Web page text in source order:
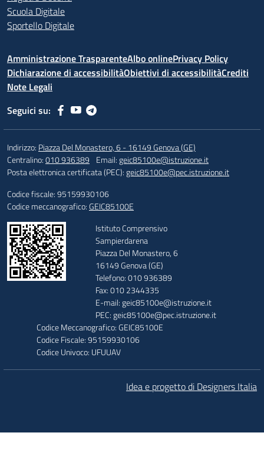
Scuola Digitale
Sportello Digitale
Amministrazione TrasparenteAlbo onlinePrivacy Policy
Dichiarazione di accessibilitàObiettivi di accessibilitàCrediti
Note Legali
Seguici su:
Indirizzo: Piazza Del Monastero, 6 - 16149 Genova (GE)
Centralino:010 936389 Email:geic85100e@istruzione.it
Posta elettronica certificata (PEC):geic85100e@pec.istruzione.it
Codice fiscale: 95159930106
Codice meccanografico:GEIC85100E
Istituto Comprensivo
Sampierdarena
Piazza Del Monastero, 6
16149 Genova (GE)
Telefono: 010 936389
Fax: 010 2344335
E-mail: geic85100e@istruzione.it
PEC: geic85100e@pec.istruzione.it
Codice Meccanografico: GEIC85100E
Codice Fiscale: 95159930106
Codice Univoco: UFUUAV
Idea e progetto di Designers Italia